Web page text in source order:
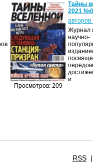
Просмотров: 209
Тайны
2021
авторов
Журнал
научно-
и…
RSS|